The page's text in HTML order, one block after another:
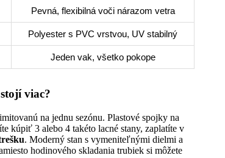
Pevná, flexibilná voči nárazom vetra
Polyester s PVC vrstvou, UV stabilný
Jeden vak, všetko pokope
viac?
na jednu sezónu. Plastové spojky na
kúpiť 3 alebo 4 takéto lacné stany, zaplatíte v
. Moderný stan s vymeniteľnými dielmi a
hodinového skladania trubiek si môžete